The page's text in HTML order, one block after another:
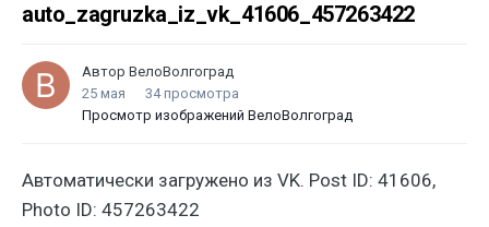
auto_zagruzka_iz_vk_41606_457263422
Автор ВелоВолгоград
25 мая
34 просмотра
Просмотр изображений ВелоВолгоград
Автоматически загружено из VK. Post ID: 41606,
Photo ID: 457263422